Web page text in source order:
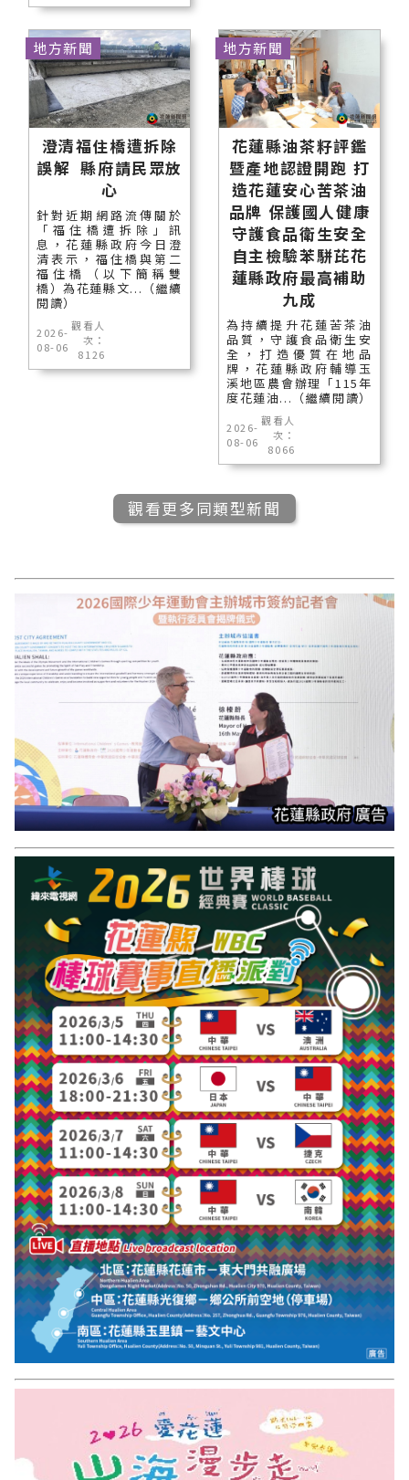
澄清福住橋遭拆除
誤解 縣府請民眾放
心
針對近期網路流傳關於
「福住橋遭拆除」訊
息，花蓮縣政府今日澄
清表示，福住橋與第二
福住橋（以下簡稱雙
橋）為花蓮縣文...（繼續
閱讀）
2026-
08-06
觀看人
次：
8126
地方新聞
花蓮縣油茶籽評鑑
暨產地認證開跑 打
造花蓮安心苦茶油
品牌 保護國人健康
守護食品衛生安全
自主檢驗苯駢芘花
蓮縣政府最高補助
九成
為持續提升花蓮苦茶油
品質，守護食品衛生安
全，打造優質在地品
牌，花蓮縣政府輔導玉
溪地區農會辦理「115年
度花蓮油...（繼續閱讀）
2026-
08-06
觀看人
次：
8066
地方新聞
觀看更多同類型新聞